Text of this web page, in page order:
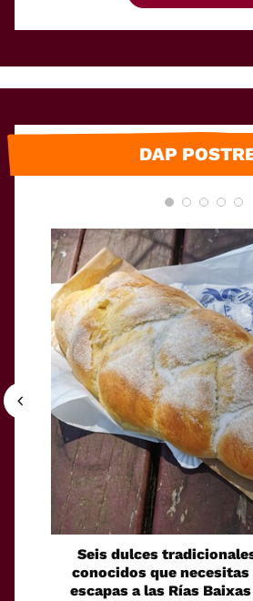
DAP
Seis dulces
conocidos que
escapas a las Rías